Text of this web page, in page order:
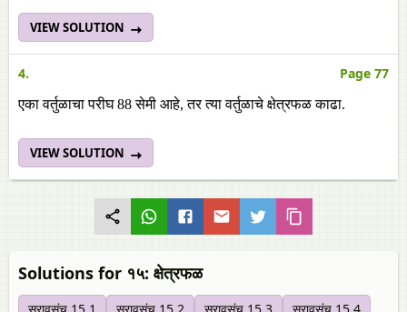
VIEW SOLUTION
4. Page 77
एका वर्तुळाचा परीघ 88 सेमी आहे, तर त्या वर्तुळाचे क्षेत्रफळ काढा.
VIEW SOLUTION
Solutions for १५: क्षेत्रफळ